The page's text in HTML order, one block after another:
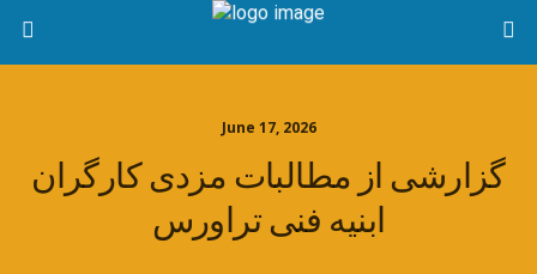
June 17, 2026
گزارشی از مطالبات مزدی کارگران
ابنیه فنی تراورس